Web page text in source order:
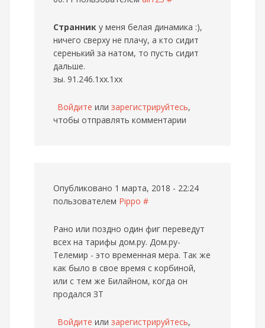
Странник у меня белая динамика :),
ничего сверху не плачу, а кто сидит
серенький за натом, то пусть сидит
дальше.
зы. 91.246.1xx.1xx
Войдите или зарегистрируйтесь,
чтобы отправлять комментарии
Опубликовано 1 марта, 2018 - 22:24
пользователем Pippo #
Рано или поздно один фиг переведут
всех на тарифы дом.ру. Дом.ру-
Телемир - это временная мера. Так же
как было в свое время с корбиной,
или с тем же Билайном, когда он
продался ЗТ
Войдите или зарегистрируйтесь,